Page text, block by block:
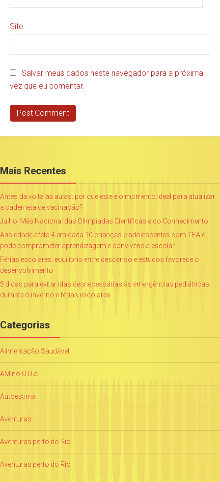
Site
Salvar meus dados neste navegador para a próxima
vez que eu comentar.
Mais Recentes
Antes da volta às aulas: por que este é o momento ideal para atualizar
a caderneta de vacinação?
Julho: Mês Nacional das Olimpíadas Científicas e do Conhecimento
Ansiedade afeta 4 em cada 10 crianças e adolescentes com TEA e
pode comprometer aprendizagem e convivência escolar
Férias escolares: equilíbrio entre descanso e estudos favorece o
desenvolvimento
5 dicas para evitar idas desnecessárias às emergências pediátricas
durante o inverno e férias escolares
Categorias
Alimentação Saudável
AM no O Dia
Autoestima
Aventuras
Aventuras perto do Rio
Aventuras perto do Rio